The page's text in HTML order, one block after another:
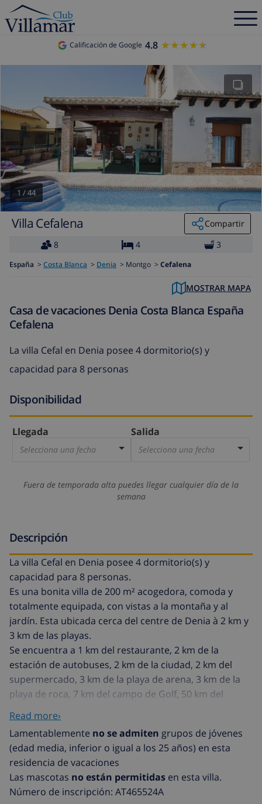
Calificación de Google 4.8 ★★★★★
★★★★★
1 /44
Villa Cefalena
Compartir
8
4 3
España > Costa Blanca > Denia > Montgo > Cefalena
MOSTRAR MAPA
Casa de vacaciones Denia Costa Blanca España
Cefalena
La villa Cefal en Denia posee 4 dormitorio(s) y
capacidad para 8 personas
Disponibilidad
Llegada
Selecciona una fecha
Salida
Selecciona una fecha
Fuera de temporada alta puedes llegar cualquier día de la
semana
Descripción
La villa Cefal en Denia posee 4 dormitorio(s) y
capacidad para 8 personas.
Es una bonita villa de 200 m² acogedora, comoda y
totalmente equipada, con vistas a la montaña y al
jardín. Esta ubicada cerca del centre de Denia à 2 km y
3 km de las playas.
Se encuentra a 1 km del restaurante, 2 km de la
estación de autobuses, 2 km de la ciudad, 2 km del
supermercado, 3 km de la playa de arena, 3 km de la
playa de roca, 7 km del campo de Golf, 50 km del
parque acuático, 100 km del aeropuerto y está ubicado
en una zona ideal para familias y en la montaña.
Dispone de jardín, mobiliario jardín, parcela vallada,
terraza, barbacoa, chimenea, plancha, acceso internet
(wifi), aire acondicionado, piscina privada, parking aire
libre en mismo edificio, Televisión.
La cocina independiente, de vitrocerámica, está
Read more›
Lamentablemente no se admiten grupos de jóvenes
(edad media, inferior o igual a los 25 años) en esta
residencia de vacaciones
Las mascotas no están permitidas en esta villa.
Número de inscripción: AT465524A